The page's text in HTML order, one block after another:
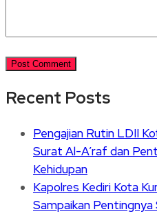
Recent Posts
Pengajian Rutin LDII
Surat Al-A’raf dan
Kehidupan
Kapolres Kediri Kota
Sampaikan Pentingnya